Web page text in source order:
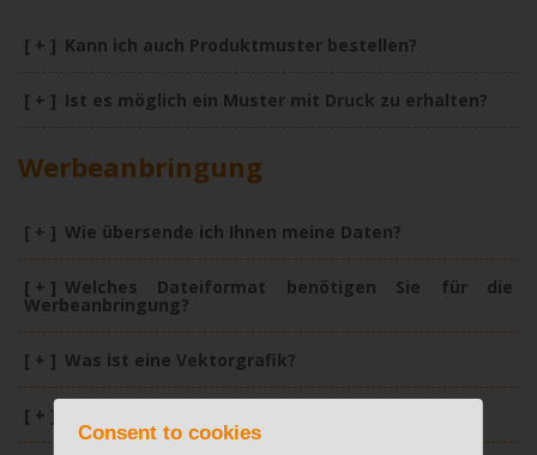
[ + ] Kann ich auch Produktmuster bestellen?
[ + ] Ist es möglich ein Muster mit Druck zu erhalten?
Werbeanbringung
[ + ] Wie übersende ich Ihnen meine Daten?
[ + ] Welches Dateiformat benötigen Sie für die
Werbeanbringung?
[ + ] Was ist eine Vektorgrafik?
[ + ]
Consent to cookies